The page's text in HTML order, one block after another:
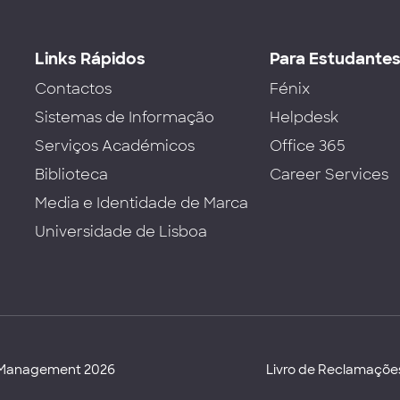
Links Rápidos
Contactos
Sistemas de Informação
Serviços Académicos
Biblioteca
Media e Identidade de Marca
Universidade de Lisboa
Para
Fénix
Helpdesk
Office 365
Career Services
2026 Livro de